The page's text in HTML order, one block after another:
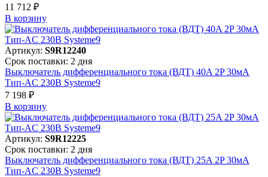
11 712 ₽
В корзинy
Артикул: S9R12240
Срок поставки: 2 дня
Выключатель дифференциального тока (ВДТ) 40A 2P 30мА
Тип-AC 230В Systeme9
7 198 ₽
В корзинy
Артикул: S9R12225
Срок поставки: 2 дня
Выключатель дифференциального тока (ВДТ) 25A 2P 30мА
Тип-AC 230В Systeme9